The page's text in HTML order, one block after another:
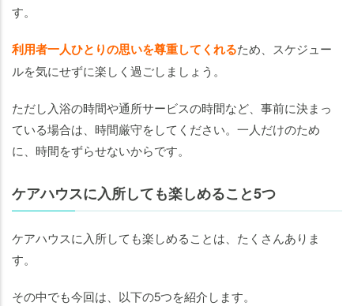
す。
利用者一人ひとりの思いを尊重してくれるため、スケジュー
ルを気にせずに楽しく過ごしましょう。
ただし入浴の時間や通所サービスの時間など、事前に決まっ
ている場合は、時間厳守をしてください。一人だけのため
に、時間をずらせないからです。
ケアハウスに入所しても楽しめること5つ
ケアハウスに入所しても楽しめることは、たくさんありま
す。
その中でも今回は、以下の5つを紹介します。